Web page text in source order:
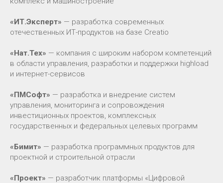
«ИТ.Эксперт» — разработка современных
отечественных ИТ-продуктов на базе Creatio
«Нат.Тех» — компания с широким набором компетенций
в области управления, разработки и поддержки highload
и интернет-сервисов
«ПМСофт» — разработка и внедрение систем
управления, мониторинга и сопровождения
инвестиционных проектов, комплексных
государственных и федеральных целевых программ
«Бимит» — разработка программных продуктов для
проектной и строительной отрасли
«Проект» — разработчик платформы «Цифровой